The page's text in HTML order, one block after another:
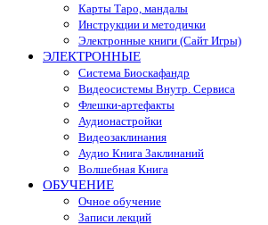
Карты Таро, мандалы
Инструкции и методички
Электронные книги (Сайт Игры)
ЭЛЕКТРОННЫЕ
Система Биоскафандр
Видеосистемы Внутр. Сервиса
Флешки-артефакты
Аудионастройки
Видеозаклинания
Аудио Книга Заклинаний
Волшебная Книга
ОБУЧЕНИЕ
Очное обучение
Записи лекций